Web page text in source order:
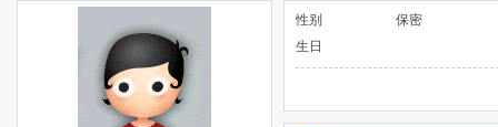
性别
保密
生日